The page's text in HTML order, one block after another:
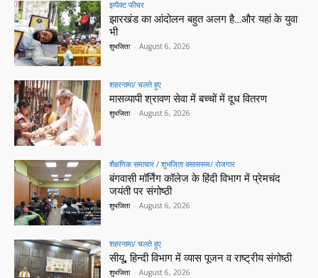
इम्पैक्ट फीचर
झारखंड का आंदोलन बहुत अलग है…और यहां के युवा
भी
शुभजिता - August 6, 2026
शहरनामा/ चलते हुए
मासव्यापी श्रावण सेवा में बच्चों में दूध वितरण
शुभजिता - August 6, 2026
शैक्षणिक समाचार / शुभजिता क्सासरूम/ रोजगार
बंगवासी मॉर्निंग कॉलेज के हिंदी विभाग में प्रेमचंद
जयंती पर संगोष्ठी
शुभजिता - August 6, 2026
शहरनामा/ चलते हुए
सीयू, हिन्दी विभाग में व्यास पूजन व राष्ट्रीय संगोष्ठी
शुभजिता - August 6, 2026